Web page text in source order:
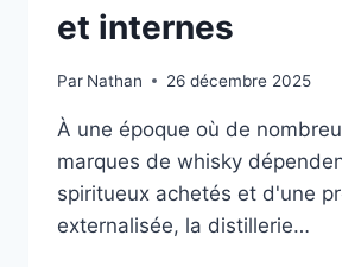
et internes
Par Nathan 26 décembre 2025
À une époque où de
marques de whisky
spiritueux achetés et d'une
externalisée, la distillerie…